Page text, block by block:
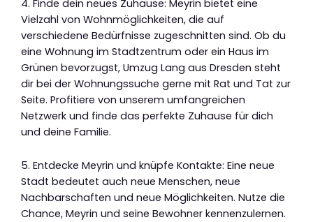
4. Finde dein neues Zuhause: Meyrin bietet eine
Vielzahl von Wohnmöglichkeiten, die auf
verschiedene Bedürfnisse zugeschnitten sind. Ob du
eine Wohnung im Stadtzentrum oder ein Haus im
Grünen bevorzugst, Umzug Lang aus Dresden steht
dir bei der Wohnungssuche gerne mit Rat und Tat zur
Seite. Profitiere von unserem umfangreichen
Netzwerk und finde das perfekte Zuhause für dich
und deine Familie.
5. Entdecke Meyrin und knüpfe Kontakte: Eine neue
Stadt bedeutet auch neue Menschen, neue
Nachbarschaften und neue Möglichkeiten. Nutze die
Chance, Meyrin und seine Bewohner kennenzulernen.